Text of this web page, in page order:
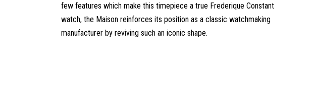
few features which make this timepiece a true Frederique Constant
watch, the Maison reinforces its position as a classic watchmaking
manufacturer by reviving such an iconic shape.